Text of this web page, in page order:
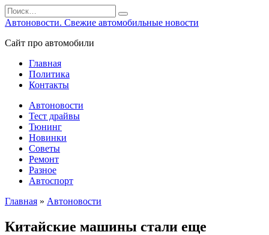
Перейти
к
Search
for:
Автоновости. Свежие автомобильные новости
Сайт про автомобили
Главная
Политика
Контакты
Автоновости
Тест драйвы
Тюнинг
Новинки
Советы
Ремонт
Разное
Автоспорт
Главная » Автоновости
Китайские машины стали еще